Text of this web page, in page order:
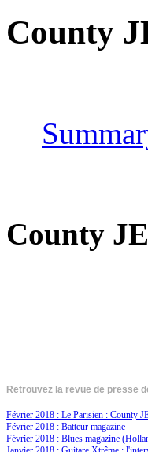
County
County
Retrouvez la revue de presse
Février 2018 : Le Parisien : County
Février 2018 : Batteur magazine
Février 2018 : Blues magazine